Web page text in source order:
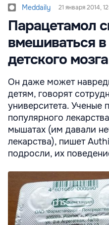
Meddaily 21 января 2014,
Парацетамол
вмешиваться в
детского мозга
Он даже может
детям, говорят
университета. Ученые
популярного
мышатах (им давали
лекарства), пишет
подросли, их